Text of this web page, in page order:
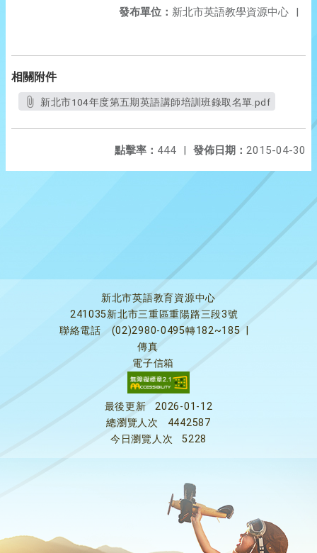
發布單位： 新北市英語教學資源中心 |
相關附件
新北市104年度第五期英語講師培訓班錄取名單.pdf
發佈日期： 2015-04-30
點擊率： 444 |
新北市英語教育資源中心
241035新北市三重區重陽路三段3號
聯絡電話
(02)2980-0495轉182~185
傳真
電子信箱
最後更新
2026-01-12
總瀏覽人次
4442587
今日瀏覽人次
5228